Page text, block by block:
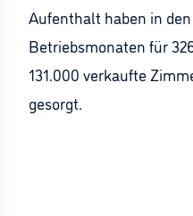
Aufenthalt haben in
Betriebsmonaten für
131.000 verkaufte
gesorgt.